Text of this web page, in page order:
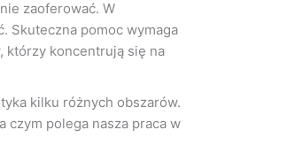
zaoferować. W
Skuteczna pomoc wymaga
którzy koncentrują się na
kilku różnych obszarów.
czym polega nasza praca w